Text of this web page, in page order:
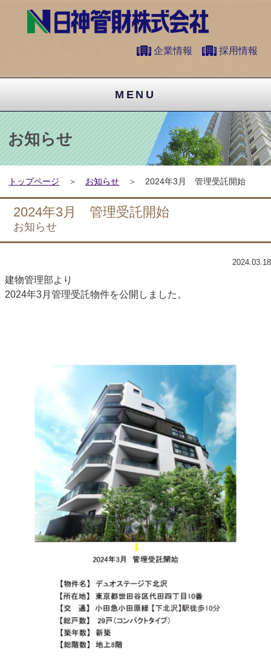
企業情報 採用情報
MENU
お知らせ
トップページ お知らせ 2024年3月 管理受託開始
2024年3月 管理受託開始
お知らせ
2024.03.18
建物管理部より
2024年3月管理受託物件を公開しました。